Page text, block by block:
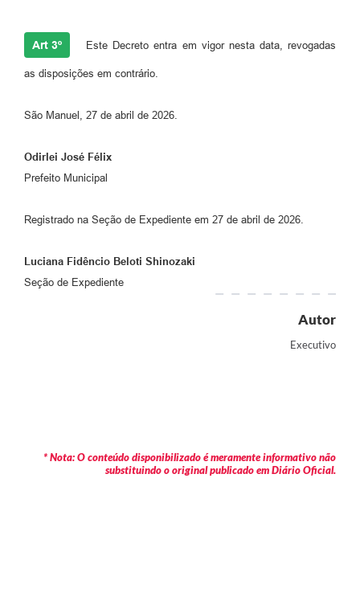
Art 3º Este Decreto entra em vigor nesta data, revogadas
as disposições em contrário.
São Manuel, 27 de abril de 2026.
Odirlei José Félix
Prefeito Municipal
Registrado na Seção de Expediente em 27 de abril de 2026.
Luciana Fidêncio Beloti Shinozaki
Seção de Expediente
Autor
Executivo
* Nota: O conteúdo disponibilizado é meramente informativo não
substituindo o original publicado em Diário Oficial.